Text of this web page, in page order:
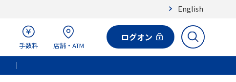
English
手数料 店舗・ATM
ログオン